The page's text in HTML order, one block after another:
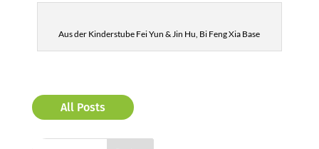
Aus der Kinderstube Fei Yun & Jin Hu, Bi Feng Xia Base
All Posts